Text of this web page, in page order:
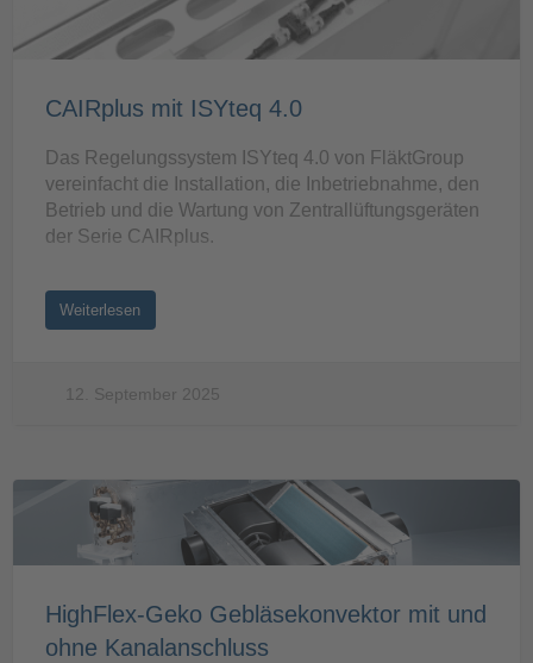
CAIRplus mit ISYteq 4.0
Das Regelungssystem ISYteq 4.0 von FläktGroup
vereinfacht die Installation, die Inbetriebnahme, den
Betrieb und die Wartung von Zentrallüftungsgeräten
der Serie CAIRplus.
Weiterlesen
12. September 2025
HighFlex-Geko Gebläsekonvektor mit und
ohne Kanalanschluss